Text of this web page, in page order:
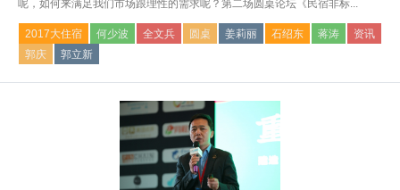
呢，如何来满足我们市场跟理性的需求呢？第二场圆桌论坛《民宿非标...
2017大住宿 何少波 全文兵 圆桌 姜莉丽 石绍东 蒋涛
资讯
郭庆
郭立新